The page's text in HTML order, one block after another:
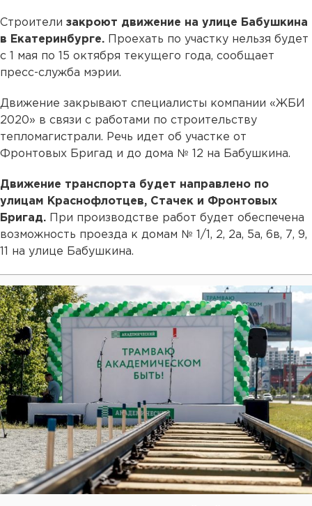
Строители закроют движение на улице Бабушкина
в Екатеринбурге. Проехать по участку нельзя будет
с 1 мая по 15 октября текущего года, сообщает
пресс-служба мэрии.
Движение закрывают специалисты компании «ЖБИ
2020» в связи с работами по строительству
тепломагистрали. Речь идет об участке от
Фронтовых Бригад и до дома № 12 на Бабушкина.
Движение транспорта будет направлено по
улицам Краснофлотцев, Стачек и Фронтовых
Бригад.
При производстве работ будет обеспечена
возможность проезда к домам № 1/1, 2, 2а, 5а, 6в, 7, 9,
11 на улице Бабушкина.